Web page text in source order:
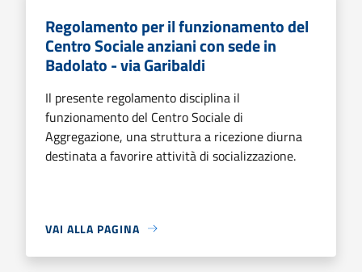
Regolamento per il funzionamento del
Centro Sociale anziani con sede in
Badolato - via Garibaldi
Il presente regolamento disciplina il
funzionamento del Centro Sociale di
Aggregazione, una struttura a ricezione diurna
destinata a favorire attività di socializzazione.
VAI ALLA PAGINA